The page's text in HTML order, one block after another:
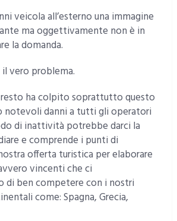
veicola all’esterno una immagine
ma oggettivamente non è in
la domanda.
vero problema.
resto ha colpito soprattutto questo
notevoli danni a tutti gli operatori
di inattività potrebbe darci la
e comprende i punti di
offerta turistica per elaborare
vincenti che ci
di ben competere con i nostri
come: Spagna, Grecia,